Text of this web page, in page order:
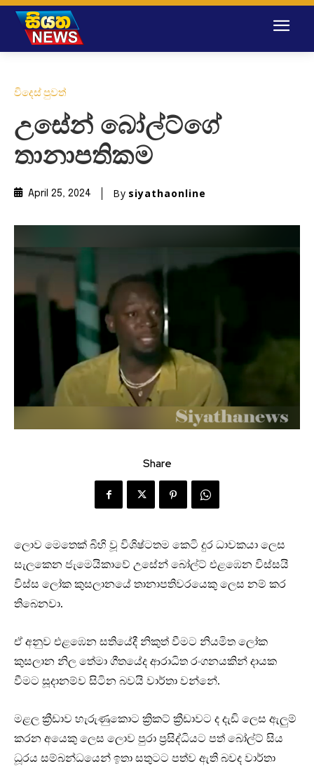
විදෙස් පුවත්
උසේන් බෝල්ට්ගේ
තානාපතිකම
April 25, 2024 By siyathaonline
Share
ලොව මෙතෙක් බිහි වූ විශිෂ්ටතම කෙටි දුර ධාවකයා ලෙස
සැලකෙන ජැමෙයිකාවේ උසේන් බෝල්ට් එළඹෙන විස්සයි
විස්ස ලෝක කුසලානයේ තානාපතිවරයෙකු ලෙස නම් කර
තිබෙනවා.
ඒ අනුව එළඹෙන සතියේදී නිකුත් වීමට නියමිත ලෝක
කුසලාන නිල තේමා ගීතයේද ආරාධිත රංගනයකින් දායක
වීමට සූදානම්ව සිටින බවයි වාර්තා වන්නේ.
මළල ක්‍රීඩාව හැරුණුකොට ක්‍රිකට් ක්‍රීඩාවට ද දැඩි ලෙස ඇලුම්
කරන අයෙකු ලෙස ලොව පුරා ප්‍රසිද්ධියට පත් බෝල්ට් සිය
ධූරය සම්බන්ධයෙන් ඉතා සතුටට පත්ව ඇති බවද වාර්තා